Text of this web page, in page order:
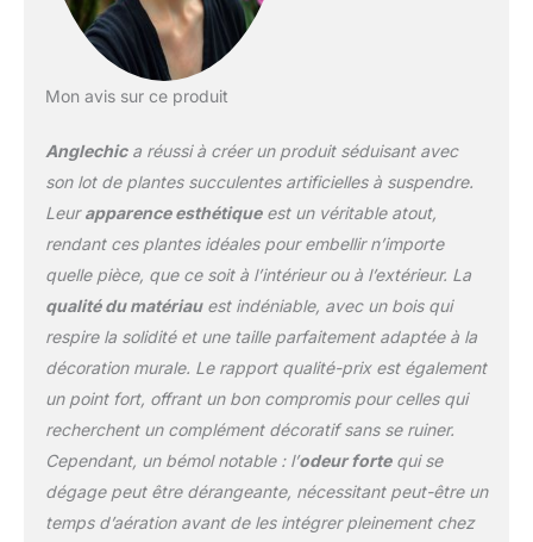
Mon avis sur ce produit
Anglechica réussi à créer un produit séduisant avec
son lot de plantes succulentes artificielles à suspendre.
Leurapparence esthétiqueest un véritable atout,
rendant ces plantes idéales pour embellir n’importe
quelle pièce, que ce soit à l’intérieur ou à l’extérieur. La
qualité du matériauest indéniable, avec un bois qui
respire la solidité et une taille parfaitement adaptée à la
décoration murale. Le rapport qualité-prix est également
un point fort, offrant un bon compromis pour celles qui
recherchent un complément décoratif sans se ruiner.
Cependant, un bémol notable : l’odeur fortequi se
dégage peut être dérangeante, nécessitant peut-être un
temps d’aération avant de les intégrer pleinement chez